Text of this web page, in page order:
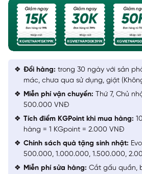
Đổi hàng: trong 30 ngày với sản
mác, chưa qua sử dụng, giặt
Miễn phí vận chuyển: Thứ 7, Chủ
500.000 VNĐ
Tích điểm KGPoint khi mua hàng:
hàng = 1 KGpoint = 2.000 VNĐ
Chính sách quà tặng sinh nhật:
500.000, 1.000.000, 1.500.000,
Miễn phí sửa hàng: Cắt gấu quần,